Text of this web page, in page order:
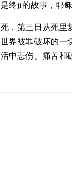
终ji的故事，耶
，第三日从死里
界被罪破坏的一
中悲伤、痛苦和